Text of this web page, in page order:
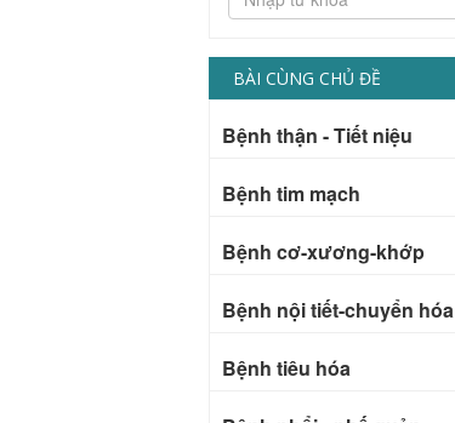
BÀI CÙNG CHỦ ĐỀ
Bệnh thận - Tiết niệu
Bệnh tim mạch
Bệnh cơ-xương-khớp
Bệnh nội tiết-chuyển hóa
Bệnh tiêu hóa